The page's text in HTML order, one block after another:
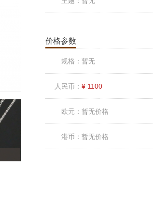
价格参数
规格： 暂无
人民币： ¥ 1100
欧元： 暂无价格
港币： 暂无价格